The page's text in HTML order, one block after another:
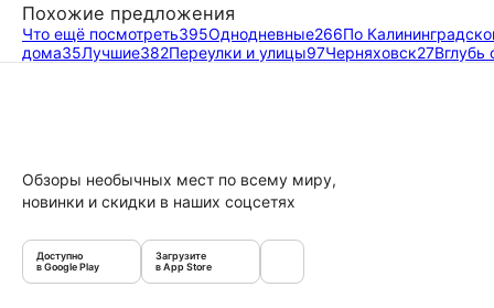
Похожие предложения
Что ещё посмотреть395Однодневные266По
дома35Лучшие382Переулки и улицы97Черняховск27Вглубь
Обзоры необычных мест по всему миру,
новинки и скидки в наших соцсетях
Доступно
в Google Play
Загрузите
в App Store